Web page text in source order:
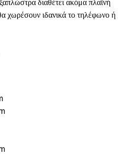
διαθέτει ακόμα πλαϊνή
χωρέσουν ιδανικά το τηλέφωνο ή